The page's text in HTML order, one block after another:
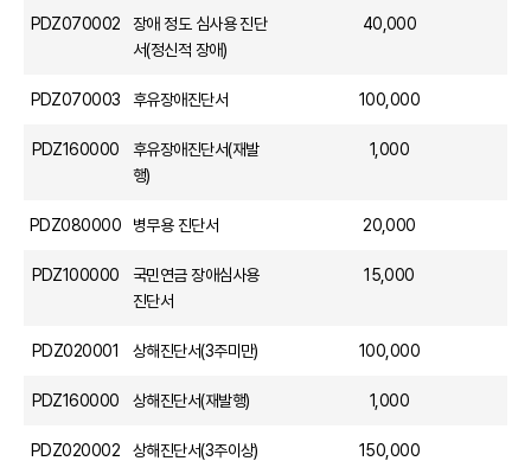
PDZ070002
장애 정도 심사용 진단
서(정신적 장애)
40,000
PDZ070003 후유장애진단서 100,000
PDZ160000
후유장애진단서(재발
행)
1,000
PDZ080000 병무용 진단서 20,000
PDZ100000
국민연금 장애심사용
진단서
15,000
PDZ020001 상해진단서(3주미만) 100,000
PDZ160000 상해진단서(재발행) 1,000
PDZ020002 상해진단서(3주이상) 150,000